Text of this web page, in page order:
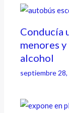
Conducía
menores
alcohol
septiembre 28,